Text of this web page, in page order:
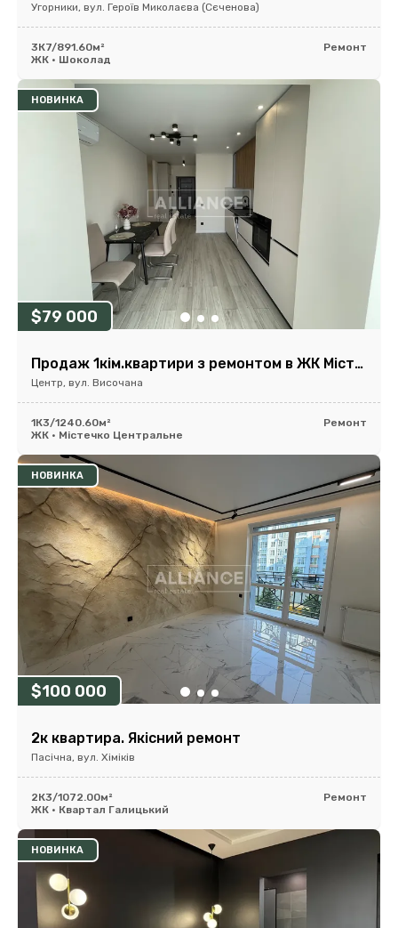
Угорники, вул. Героїв Миколаєва (Сєченова)
3К7/891.60м²
Ремонт
ЖК • Шоколад
НОВИНКА
$79 000
Продаж 1кім.квартири з ремонтом в ЖК Містечко Центральне!
Центр, вул. Височана
1К3/1240.60м²
Ремонт
ЖК • Містечко Центральне
НОВИНКА
$100 000
2к квартира. Якісний ремонт
Пасічна, вул. Хіміків
2К3/1072.00м²
Ремонт
ЖК • Квартал Галицький
НОВИНКА